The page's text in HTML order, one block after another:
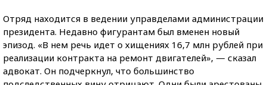
Отряд находится в ведении управделами администрации
президента. Недавно фигурантам был вменен новый
эпизод. «В нем речь идет о хищениях 16,7 млн рублей при
реализации контракта на ремонт двигателей», — сказал
адвокат. Он подчеркнул, что большинство